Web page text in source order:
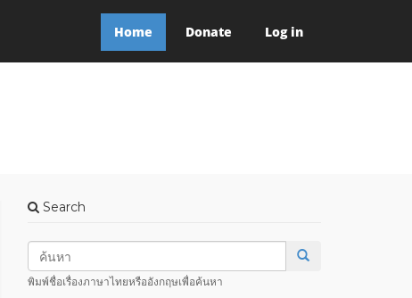
Home Donate Log in
Search
พิมพ์ชื่อเรื่องภาษาไทยหรืออังกฤษเพื่อค้นหา